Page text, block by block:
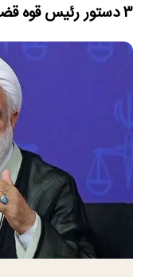
۳ دستور رئیس قوه قضاییه به سازمان بازرسی کل کشور